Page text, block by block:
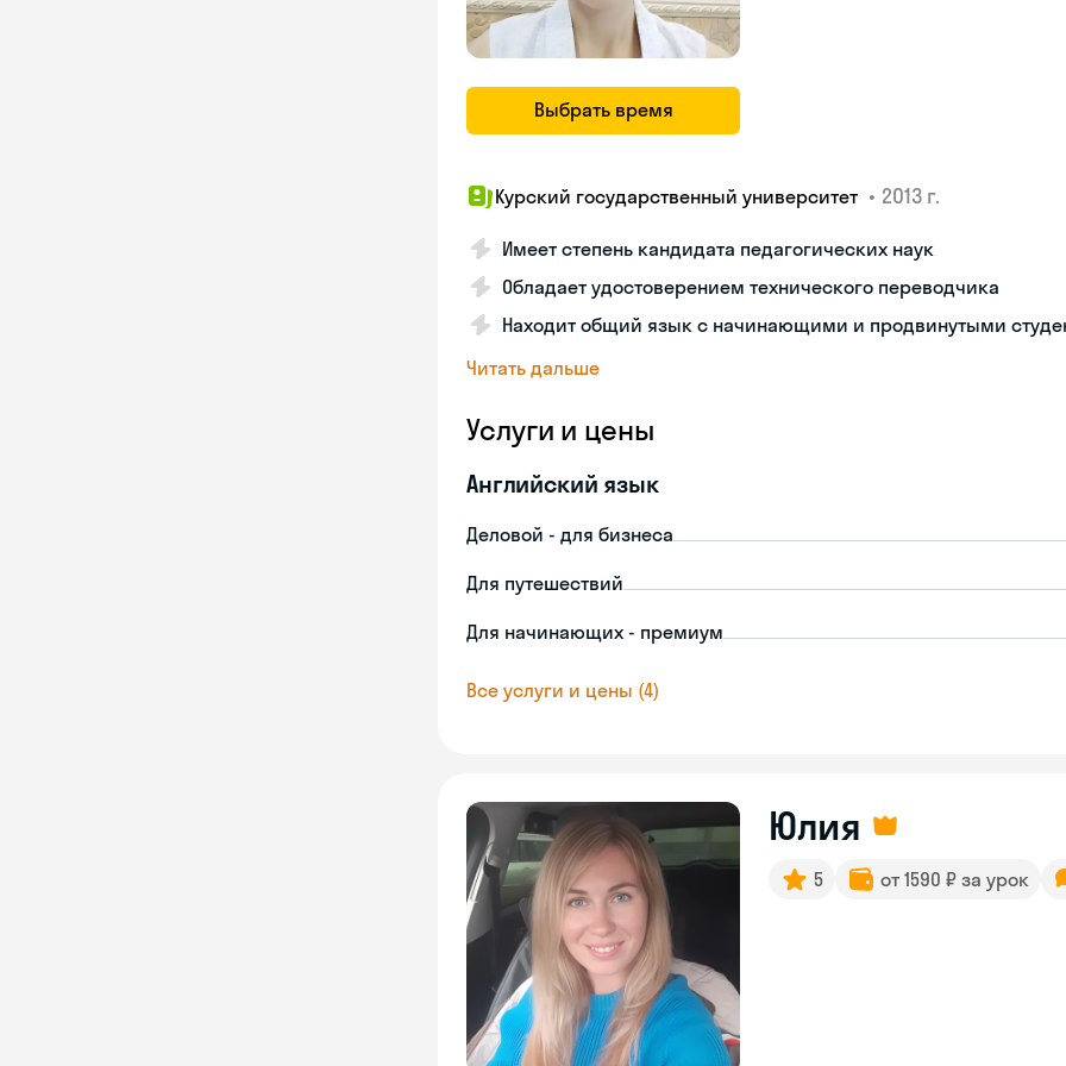
Выбрать время
Курский государственный университет • 2013 г.
Имеет степень кандидата педагогических наук
Обладает удостоверением технического переводчика
Находит общий язык с начинающими и продвинутыми
Читать дальше
Услуги и цены
Английский язык
Деловой - для бизнеса
Для путешествий
Для начинающих - премиум
Все услуги и цены (4)
Юлия
5 от 1590 ₽ за урок